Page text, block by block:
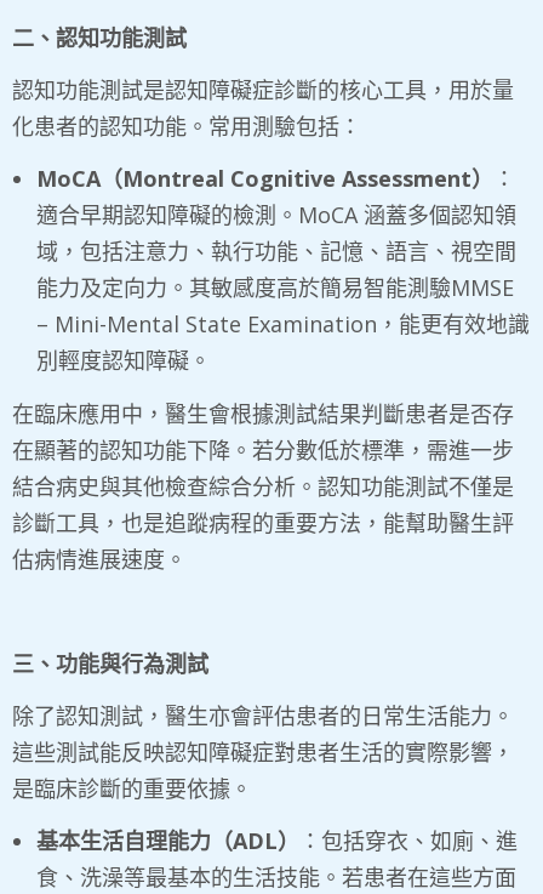
二、認知功能測試
認知功能測試是認知障礙症診斷的核心工具，用於量
化患者的認知功能。常用測驗包括：
MoCA（Montreal Cognitive Assessment）
：
適合早期認知障礙的檢測。MoCA 涵蓋多個認知領
域，包括注意力、執行功能、記憶、語言、視空間
能力及定向力。其敏感度高於簡易智能測驗MMSE
– Mini-Mental State Examination，能更有效地識
別輕度認知障礙。
在臨床應用中，醫生會根據測試結果判斷患者是否存
在顯著的認知功能下降。若分數低於標準，需進一步
結合病史與其他檢查綜合分析。認知功能測試不僅是
診斷工具，也是追蹤病程的重要方法，能幫助醫生評
估病情進展速度。
三、功能與行為測試
除了認知測試，醫生亦會評估患者的日常生活能力。
這些測試能反映認知障礙症對患者生活的實際影響，
是臨床診斷的重要依據。
基本生活自理能力（ADL）
：包括穿衣、如廁、進
食、洗澡等最基本的生活技能。若患者在這些方面